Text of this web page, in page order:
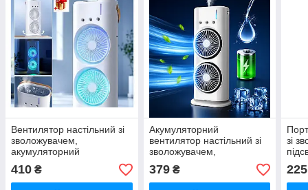
Вентилятор настільний зі
зволожувачем,
акумуляторний
зволожувач,
мінікондиціонер повітря 3
в 1: попертивний
410 ₴
Акумуляторний
вентилятор настільний зі
зволожувачем,
зволожувач,
мінікондиціонер повітря 3
в 1: попертивний
379₴
зі
225